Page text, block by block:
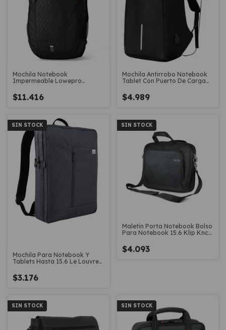
Mochila Notebook
Impermeable Lowepro
$11.416
Mochila Antirrobo Notebook
Tablet Con Puerto De Carga
$4.989
SIN STOCK
Mochila Para Notebook Y
Tablets Hasta 15.6 Le Louvre
$3.176
SIN STOCK
Maletin Porta Notebook Bolso
Para Notebook 15.6 Klip Knc-
$4.093
SIN STOCK SIN STOCK